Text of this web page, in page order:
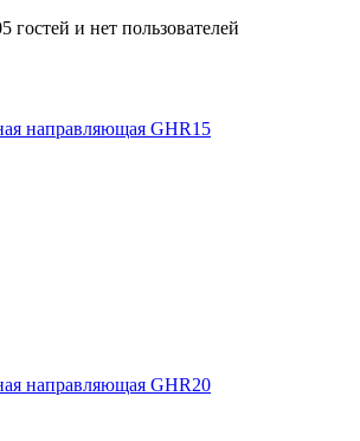
гостей и нет пользователей
направляющая GHR15
направляющая GHR20